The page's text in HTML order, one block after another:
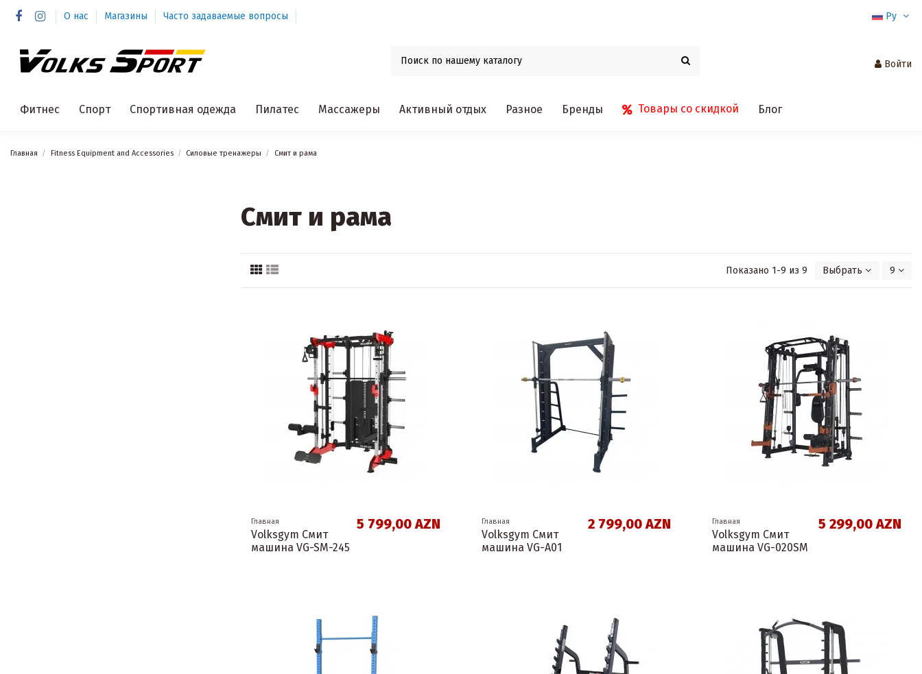
О нас Магазины Часто задаваемые вопросы Ру
Войти
Фитнес Спорт Спортивная одежда Пилатес Массажеры Активный отдых Разное Бренды Товары со скидкой Блог
Главная Fitness Equipment and Accessories Силовые тренажеры Смит и рама
Смит и рама
Показано 1-9 из 9 Выбрать 9
Главная
Volksgym Смит
машина VG-SM-245
5 799,00 AZN Главная
Volksgym Смит
машина VG-A01
2 799,00 AZN Главная
Volksgym Смит
машина VG-020SM
5 299,00 AZN